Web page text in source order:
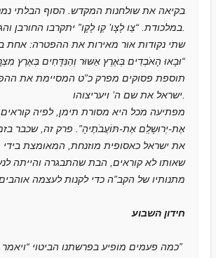
בקיאה את שולחנות המקדש. הסוף הבלתי
שתי נקודות אור מאירות את ההפטרה: אחת
“וּבָאוּ הָאֹבְדִים בְּאֶרֶץ אַשּוּר וְהַנִּדָּחִים בְּאֶרֶץ
תוספת פסוקים מפרק כ”ט המסיימת את
מפתיעה מכל היא מסורת תימן, לפיה
אֶת-יְרוּשָלִַם אֶת-תּוֹעֲבֹתֶיהָ”. פרק זה, שכבר
את ישראל כאסופית מוזנחת, המאומצת
שאותו לא קוראים, הבת שהתבגרה והייתה
מתנותיו של הקב”ה כדי לקנות לעצמה
חידון השבוע
1. כמה פעמים מופיע בפרשתנו הביטוי “ויאמר”